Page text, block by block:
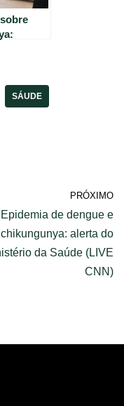
SÁUDE
PRÓXIMO
Epidemia de dengue e
chikungunya: alerta do
da Saúde (LIVE
CNN)